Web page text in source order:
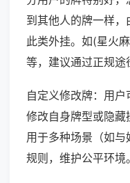
到其他人的牌一样
此类外挂。如(星火
等，建议通过正规途
自定义修改牌：用户
修改自身牌型或隐藏
用于多种场景（如
规则，维护公平环境。